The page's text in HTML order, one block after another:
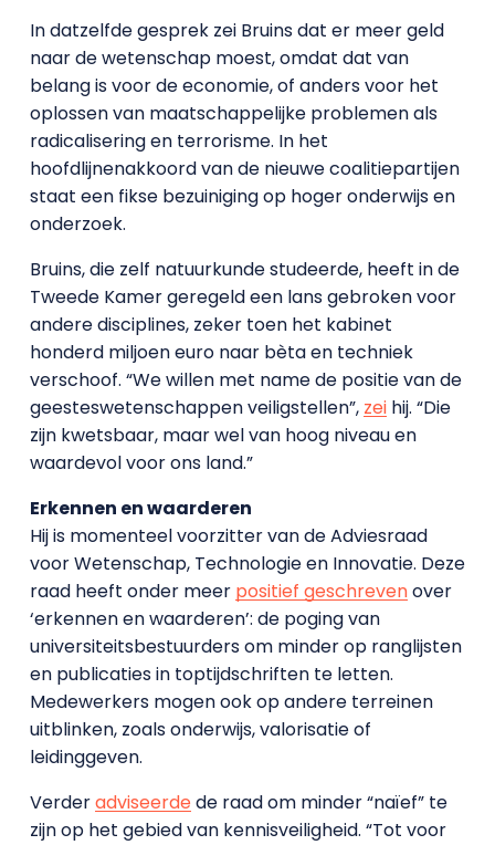
In datzelfde gesprek zei Bruins dat er meer geld
naar de wetenschap moest, omdat dat van
belang is voor de economie, of anders voor het
oplossen van maatschappelijke problemen als
radicalisering en terrorisme. In het
hoofdlijnenakkoord van de nieuwe coalitiepartijen
staat een fikse bezuiniging op hoger onderwijs en
onderzoek.
Bruins, die zelf natuurkunde studeerde, heeft in de
Tweede Kamer geregeld een lans gebroken voor
andere disciplines, zeker toen het kabinet
honderd miljoen euro naar bèta en techniek
verschoof. “We willen met name de positie van de
geesteswetenschappen veiligstellen”, zeihij. “Die
zijn kwetsbaar, maar wel van hoog niveau en
waardevol voor ons land.”
Erkennen en waarderen
Hij is momenteel voorzitter van de Adviesraad
voor Wetenschap, Technologie en Innovatie. Deze
raad heeft onder meer positief geschrevenover
‘erkennen en waarderen’: de poging van
universiteitsbestuurders om minder op ranglijsten
en publicaties in toptijdschriften te letten.
Medewerkers mogen ook op andere terreinen
uitblinken, zoals onderwijs, valorisatie of
leidinggeven.
Verderadviseerdede raad om minder “naïef” te
zijn op het gebied van kennisveiligheid. “Tot voor